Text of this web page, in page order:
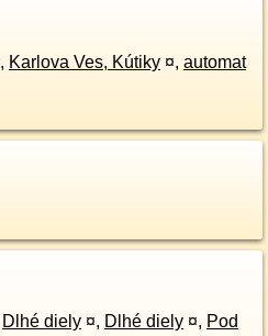
, Karlova Ves, Kútiky ¤, automat
Dlhé diely ¤, Dlhé diely ¤, Pod